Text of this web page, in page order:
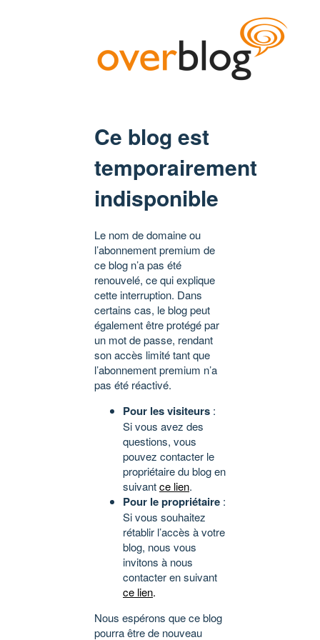
Ce blog est
temporairement
indisponible
Le nom de domaine ou
l’abonnement premium de
ce blog n’a pas été
renouvelé, ce qui explique
cette interruption. Dans
certains cas, le blog peut
également être protégé par
un mot de passe, rendant
son accès limité tant que
l’abonnement premium n’a
pas été réactivé.
Pour les visiteurs :
Si vous avez des
questions, vous
pouvez contacter le
propriétaire du blog en
suivantce lien.
Pour le propriétaire :
Si vous souhaitez
rétablir l’accès à votre
blog, nous vous
invitons à nous
contacter en suivant
ce lien.
Nous espérons que ce blog
pourra être de nouveau